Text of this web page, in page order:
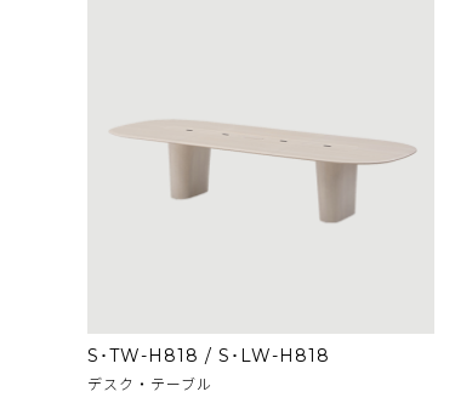
S･TW-H818 / S･LW-H818
デスク・テーブル